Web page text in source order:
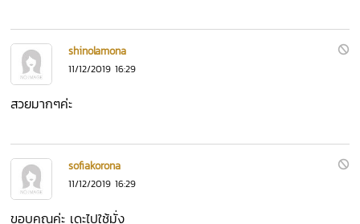
shinolamona
11/12/2019 16:29
สวยมากๆค่ะ
sofiakorona
11/12/2019 16:29
ขอบคุณค่ะ เดะไปใช้มั่ง